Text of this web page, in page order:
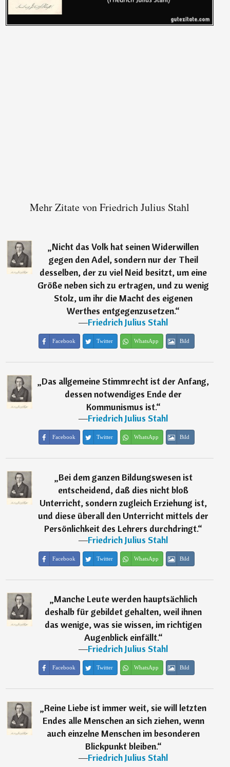
Mehr Zitate von Friedrich Julius Stahl
„Nicht das Volk hat seinen Widerwillen
gegen den Adel, sondern nur der Theil
desselben, der zu viel Neid besitzt, um eine
Größe neben sich zu ertragen, und zu wenig
Stolz, um ihr die Macht des eigenen
Werthes entgegenzusetzen.“
―Friedrich Julius Stahl
Facebook Twitter WhatsApp Bild
„Das allgemeine Stimmrecht ist der Anfang,
dessen notwendiges Ende der
Kommunismus ist.“
―Friedrich Julius Stahl
Facebook Twitter WhatsApp Bild
„Bei dem ganzen Bildungswesen ist
entscheidend, daß dies nicht bloß
Unterricht, sondern zugleich Erziehung ist,
und diese überall den Unterricht mittels der
Persönlichkeit des Lehrers durchdringt.“
―Friedrich Julius Stahl
Facebook Twitter WhatsApp Bild
„Manche Leute werden hauptsächlich
deshalb für gebildet gehalten, weil ihnen
das wenige, was sie wissen, im richtigen
Augenblick einfällt.“
―Friedrich Julius Stahl
Facebook Twitter WhatsApp Bild
„Reine Liebe ist immer weit, sie will letzten
Endes alle Menschen an sich ziehen, wenn
auch einzelne Menschen im besonderen
Blickpunkt bleiben.“
―Friedrich Julius Stahl